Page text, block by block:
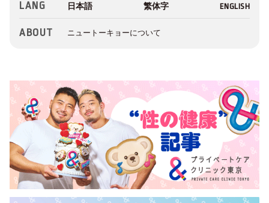
LANG
ABOUT ニュートーキョーについて